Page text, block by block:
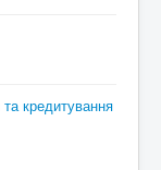
кредитування